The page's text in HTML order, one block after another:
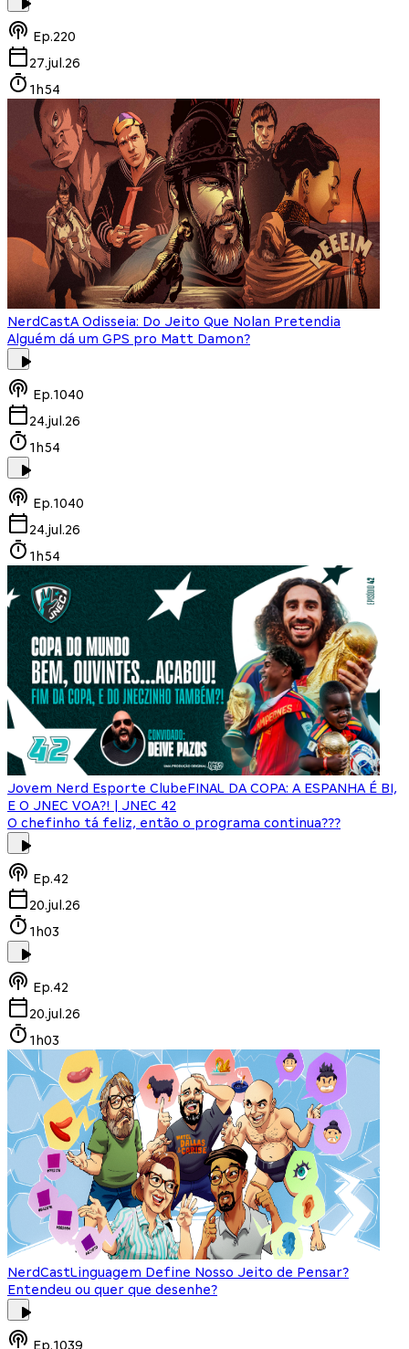
Ep.220
27.jul.26
1h54
NerdCastA Odisseia: Do Jeito Que Nolan Pretendia
Alguém dá um GPS pro Matt Damon?
Ep.1040
24.jul.26
1h54
Ep.1040
24.jul.26
1h54
Jovem Nerd Esporte ClubeFINAL DA COPA: A ESPANHA É BI,
E O JNEC VOA?! | JNEC 42
O chefinho tá feliz, então o programa continua???
Ep.42
20.jul.26
1h03
Ep.42
20.jul.26
1h03
NerdCastLinguagem Define Nosso Jeito de Pensar?
Entendeu ou quer que desenhe?
Ep.1039